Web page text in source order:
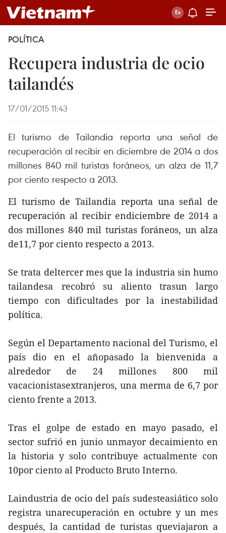
POLÍTICA
Recupera industria de ocio
tailandés
17/01/2015 11:43
El turismo de Tailandia reporta una señal de
recuperación al recibir en diciembre de 2014 a dos
millones 840 mil turistas foráneos, un alza de 11,7
por ciento respecto a 2013.
El turismo de Tailandia reporta una señal de
recuperación al recibir endiciembre de 2014 a
dos millones 840 mil turistas foráneos, un alza
de11,7 por ciento respecto a 2013.
Se trata deltercer mes que la industria sin humo
tailandesa recobró su aliento trasun largo
tiempo con dificultades por la inestabilidad
política.
Según el Departamento nacional del Turismo, el
país dio en el añopasado la bienvenida a
alrededor de 24 millones 800 mil
vacacionistasextranjeros, una merma de 6,7 por
ciento frente a 2013.
Tras el golpe de estado en mayo pasado, el
sector sufrió en junio unmayor decaimiento en
la historia y solo contribuye actualmente con
10por ciento al Producto Bruto Interno.
Laindustria de ocio del país sudesteasiático solo
registra unarecuperación en octubre y un mes
después, la cantidad de turistas queviajaron a